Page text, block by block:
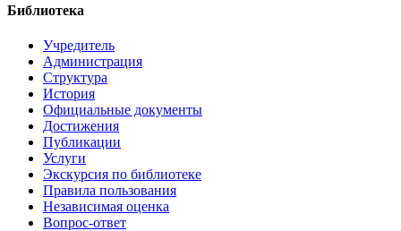
Библиотека
Учредитель
Администрация
Структура
История
Официальные документы
Достижения
Публикации
Услуги
Экскурсия по библиотеке
Правила пользования
Независимая оценка
Вопрос-ответ